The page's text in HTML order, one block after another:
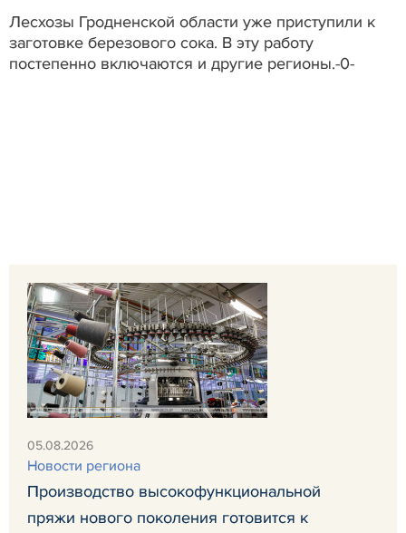
Лесхозы Гродненской области уже приступили к
заготовке березового сока. В эту работу
постепенно включаются и другие регионы.-0-
05.08.2026
Новости региона
Производство высокофункциональной
пряжи нового поколения готовится к